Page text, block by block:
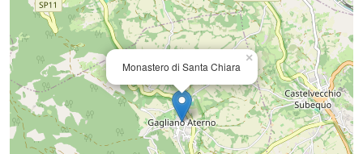
Monastero di Santa Chiara
×